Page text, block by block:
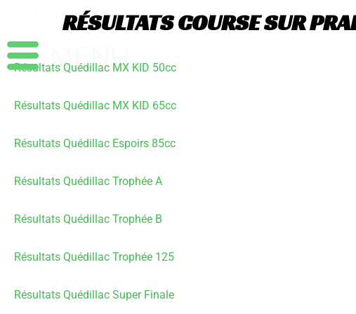
contenu
RÉSULTATS COURSE SUR
Résultats Quédillac MX KID 50cc
Résultats Quédillac MX KID 65cc
Résultats Quédillac Espoirs 85cc
Résultats Quédillac Trophée A
Résultats Quédillac Trophée B
Résultats Quédillac Trophée 125
Résultats Quédillac Super Finale